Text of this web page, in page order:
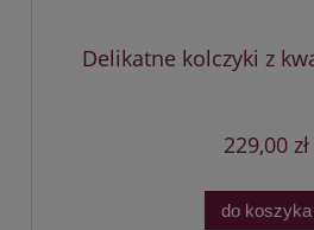
Delikatne kolczyki z
229,00 zł
do koszyka